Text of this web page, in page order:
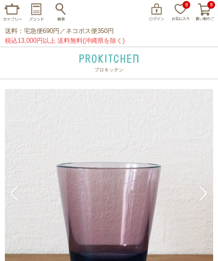
0 0
閉じる
送料：宅急便690円／ネコポス便350円
税込13,000円以上 送料無料(沖縄県を除く)
プロキッチン